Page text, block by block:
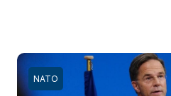
ΝΑΤΟ